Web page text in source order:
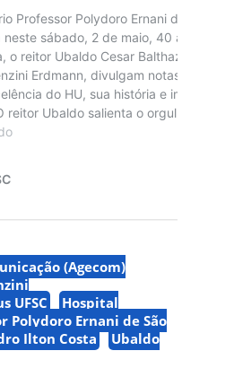
(Agecom)
UFSC
Hospital
Polydoro Ernani de São
Ilton Costa
Ubaldo